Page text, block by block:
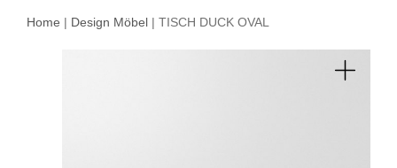
Home | Design Möbel | TISCH DUCK OVAL